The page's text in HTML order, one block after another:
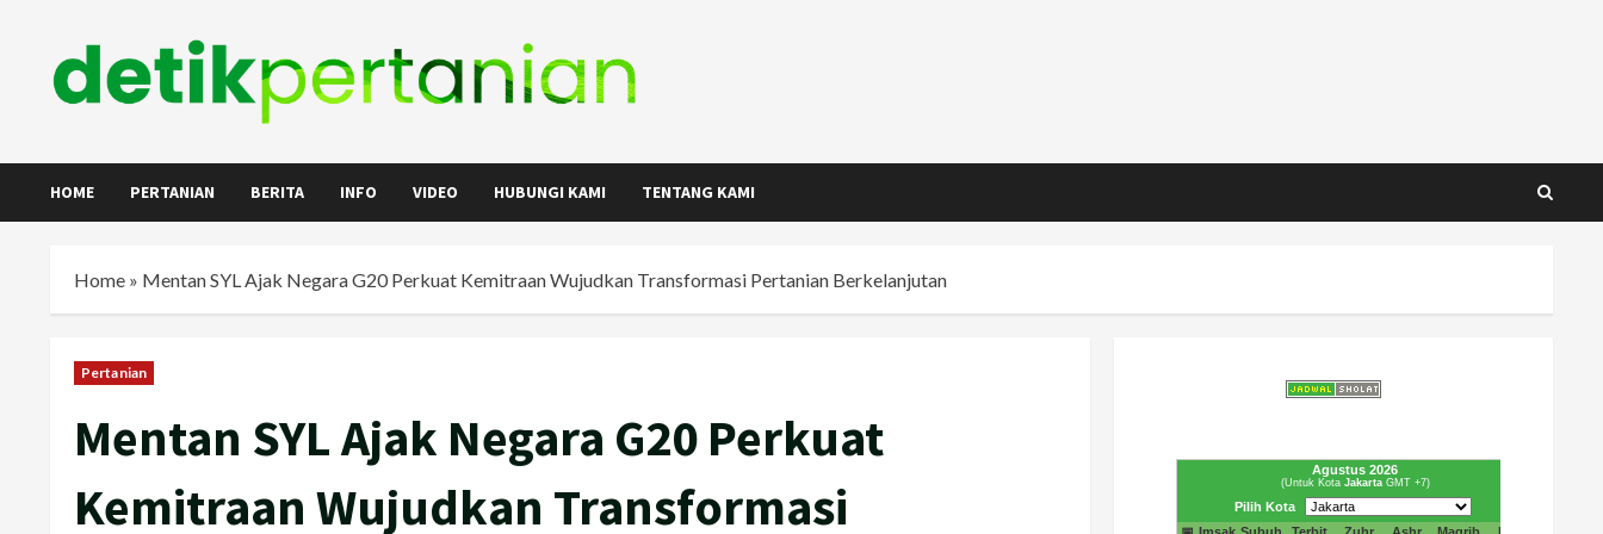
content
HOME PERTANIAN BERITA INFO VIDEO HUBUNGI KAMI TENTANG KAMI
Home » Mentan SYL Ajak Negara G20 Perkuat Kemitraan Wujudkan Transformasi Pertanian Berkelanjutan
Pertanian
Mentan SYL Ajak Negara G20 Perkuat
Kemitraan Wujudkan Transformasi